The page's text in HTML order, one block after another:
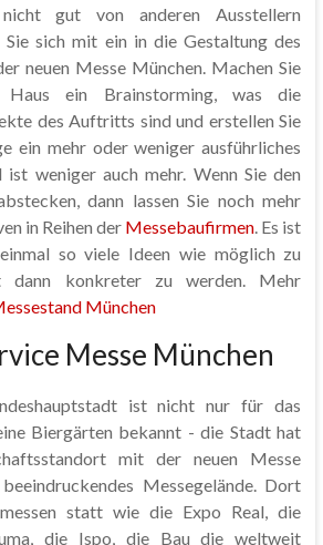
gut von anderen Ausstellern
Sie sich mit ein in die Gestaltung des
neuen Messe München. Machen Sie
ein Brainstorming, was die
des Auftritts sind und erstellen Sie
ein mehr oder weniger ausführliches
weniger auch mehr. Wenn Sie den
dann lassen Sie noch mehr
in Reihen der Messebaufirmen. Es ist
so viele Ideen wie möglich zu
dann konkreter zu werden. Mehr
München
Messe München
ist nicht nur für das
Biergärten bekannt - die Stadt hat
mit der neuen Messe
Messegelände. Dort
statt wie die Expo Real, die
die Ispo, die Bau die weltweit